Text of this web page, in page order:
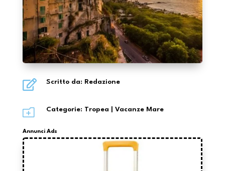
 Scritto da: Redazione
o Categorie: Tropea Vacanze Mare
Annunci Ads